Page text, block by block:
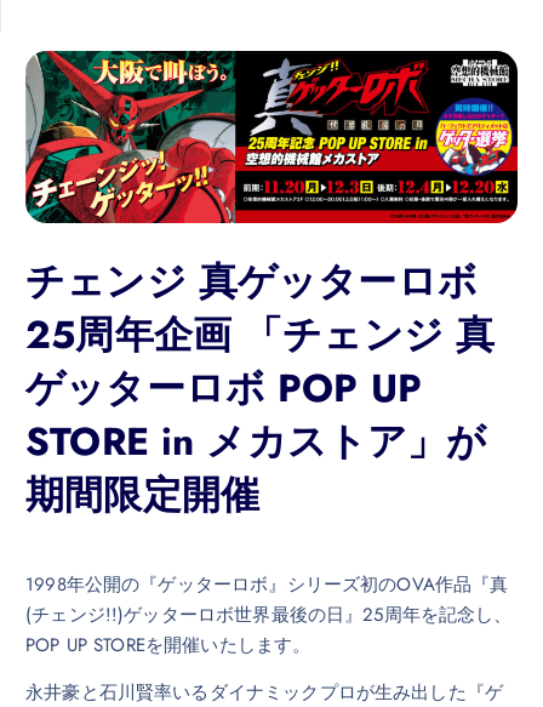
チェンジ 真ゲッターロボ
25周年企画 「チェンジ 真
ゲッターロボ POP UP
STORE in メカストア」が
期間限定開催
1998年公開の『ゲッターロボ』シリーズ初のOVA作品『真
(チェンジ!!)ゲッターロボ世界最後の日』25周年を記念し、
POP UP STOREを開催いたします。
永井豪と石川賢率いるダイナミックプロが生み出した『ゲ